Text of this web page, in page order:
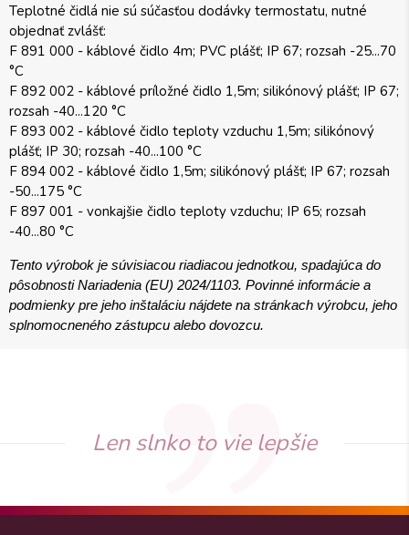
Teplotné čidlá nie sú súčasťou dodávky termostatu, nutné
objednať zvlášť:
F 891 000 - káblové čidlo 4m; PVC plášť; IP 67; rozsah -25...70
°C
F 892 002 - káblové príložné čidlo 1,5m; silikónový plášť; IP 67;
rozsah -40...120 °C
F 893 002 - káblové čidlo teploty vzduchu 1,5m; silikónový
plášť; IP 30; rozsah -40...100 °C
F 894 002 - káblové čidlo 1,5m; silikónový plášť; IP 67; rozsah
-50...175 °C
F 897 001 - vonkajšie čidlo teploty vzduchu; IP 65; rozsah
-40...80 °C
Tento výrobok je súvisiacou riadiacou jednotkou, spadajúca do
pôsobnosti Nariadenia (EU) 2024/1103. Povinné informácie a
podmienky pre jeho inštaláciu nájdete na stránkach výrobcu, jeho
splnomocneného zástupcu alebo dovozcu.
Len slnko to vie lepšie